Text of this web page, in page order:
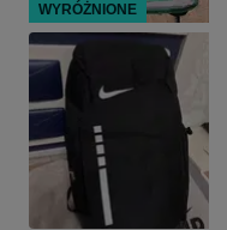
WYRÓŻNIONE